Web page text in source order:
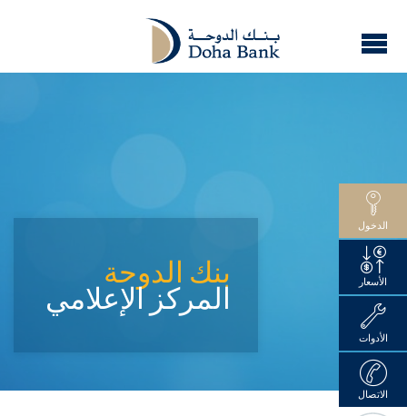
بنك الدوحة
المركز الإعلامي
الدخول
الأسعار
الأدوات
الاتصال